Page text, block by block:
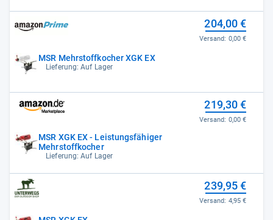
MSR Mehrstoffkocher XGK EX
Lieferung: Auf Lager
204,00 €
Versand: 0,00 €
MSR XGK EX - Leistungsfähiger
Mehrstoffkocher
Lieferung: Auf Lager
219,30 €
Versand: 0,00 €
239,95 €
Versand: 4,95 €